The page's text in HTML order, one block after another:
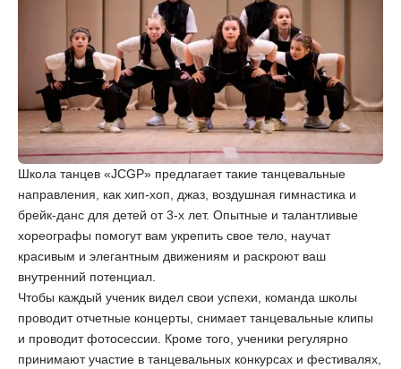
Школа танцев «JCGP» предлагает такие танцевальные
направления, как хип-хоп, джаз, воздушная гимнастика и
брейк-данс для детей от 3-х лет. Опытные и талантливые
хореографы помогут вам укрепить свое тело, научат
красивым и элегантным движениям и раскроют ваш
внутренний потенциал.
Чтобы каждый ученик видел свои успехи, команда школы
проводит отчетные концерты, снимает танцевальные клипы
и проводит фотосессии. Кроме того, ученики регулярно
принимают участие в танцевальных конкурсах и фестивалях,